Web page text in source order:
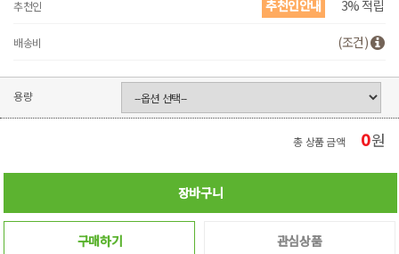
추천인 추천인안내 3% 적립
배송비 (조건)
용량
총 상품 금액 0원
장바구니
구매하기 관심상품